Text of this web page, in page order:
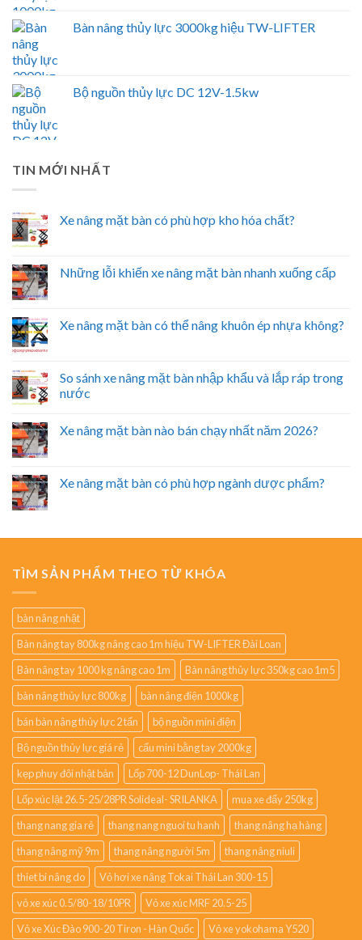
Bàn nâng thủy lực 3000kg hiệu TW-LIFTER
Bộ nguồn thủy lực DC 12V-1.5kw
TIN MỚI NHẤT
Xe nâng mặt bàn có phù hợp kho hóa chất?
Những lỗi khiến xe nâng mặt bàn nhanh xuống cấp
Xe nâng mặt bàn có thể nâng khuôn ép nhựa không?
So sánh xe nâng mặt bàn nhập khẩu và lắp ráp trong
nước
Xe nâng mặt bàn nào bán chạy nhất năm 2026?
Xe nâng mặt bàn có phù hợp ngành dược phẩm?
TÌM SẢN PHẨM THEO TỪ KHÓA
bàn nâng nhật
Bàn nâng tay 800kg nâng cao 1m hiệu TW-LIFTER Đài Loan
Bàn nâng tay 1000 kg nâng cao 1m
Bàn nâng thủy lực 350kg cao 1m5
bàn nâng thủy lực 800kg
bàn nâng điện 1000kg
bán bàn nâng thủy lực 2 tấn
bộ nguồn mini điện
Bộ nguồn thủy lực giá rẻ
cẩu mini bằng tay 2000kg
kẹp phuy đôi nhật bản
Lốp 700-12 DunLop- Thái Lan
Lốp xúc lật 26.5-25/28PR Solideal- SRILANKA
mua xe đẩy 250kg
thang nang gia rẻ
thang nang nguoi tu hanh
thang nâng hạ hàng
thang nâng mỹ 9m
thang nâng người 5m
thang nâng niuli
thiet bi nâng do
Vỏ hơi xe nâng Tokai Thái Lan 300-15
vỏ xe xúc 0.5/80-18/10PR
Vỏ xe xúc MRF 20.5-25
Vỏ xe Xúc Đào 900-20 Tiron - Hàn Quốc
Vỏ xe yokohama Y520